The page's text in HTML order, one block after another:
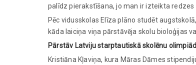
palīdz pierakstīšana, jo man ir izteikta redzes
Pēc vidusskolas Elīza plāno studēt
kāda laiciņa viņa pārstāvēja skolu bioloģijas
Pārstāv Latviju starptautiskā skolēnu
Kristiāna Kļaviņa, kura Māras Dāmes